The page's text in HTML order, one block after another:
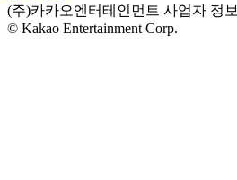
(주)카카오엔터테인먼트 사업자 정보
© Kakao Entertainment Corp.